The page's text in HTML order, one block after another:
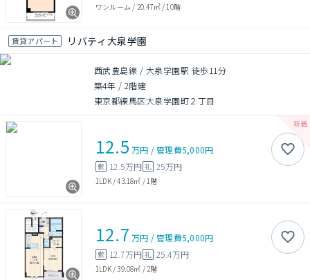
ワンルーム / 20.47㎡/ 10階
賃貸アパート リバティ大泉学園
西武豊島線 / 大泉学園駅 徒歩11分
築4年 / 2階建
東京都練馬区大泉学園町２丁目
12.5 万円 /管理費5,000円
敷 12.5万円 礼 25万円
1LDK/43.18㎡ / 1階
12.7 万円 /管理費5,000円
敷 12.7万円 礼 25.4万円
1LDK/39.08㎡ / 2階